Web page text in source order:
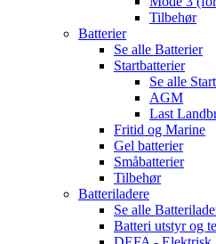
Tilbehør
Batterier
Se alle Batterier
Startbatterier
Se alle
AGM
Last
Fritid og Marine
Gel batterier
Småbatterier
Tilbehør
Batteriladere
Se alle
Batteri utstyr og